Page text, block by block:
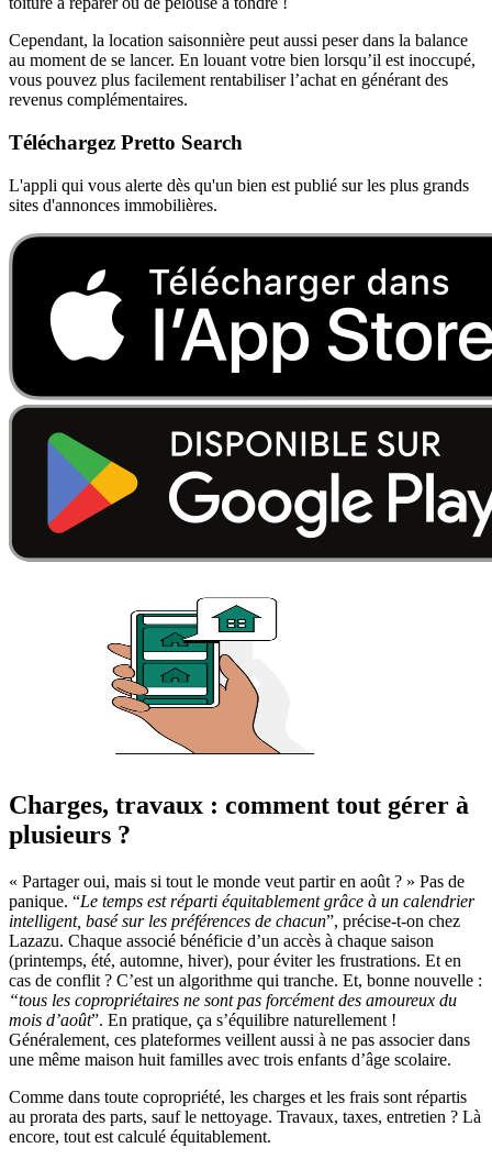
Cependant, la location saisonnière peut aussi peser dans la balance
au moment de se lancer. En louant votre bien lorsqu’il est inoccupé,
vous pouvez plus facilement rentabiliser l’achat en générant des
revenus complémentaires.
Téléchargez Pretto Search
L'appli qui vous alerte dès qu'un bien est publié sur les plus grands
sites d'annonces immobilières.
Charges, travaux : comment tout gérer à
plusieurs ?
« Partager oui, mais si tout le monde veut partir en août ? » Pas de
panique. “Le temps est réparti équitablement grâce à un calendrier
intelligent, basé sur les préférences de chacun”, précise-t-on chez
Lazazu. Chaque associé bénéficie d’un accès à chaque saison
(printemps, été, automne, hiver), pour éviter les frustrations. Et en
cas de conflit ? C’est un algorithme qui tranche. Et, bonne nouvelle :
“tous les copropriétaires ne sont pas forcément des amoureux du
mois d’août”. En pratique, ça s’équilibre naturellement !
Généralement, ces plateformes veillent aussi à ne pas associer dans
une même maison huit familles avec trois enfants d’âge scolaire.
Comme dans toute copropriété, les charges et les frais sont répartis
au prorata des parts, sauf le nettoyage. Travaux, taxes, entretien ? Là
encore, tout est calculé équitablement.